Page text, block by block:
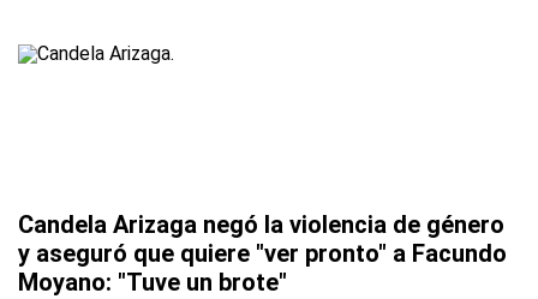
Candela Arizaga negó la violencia de género
y aseguró que quiere "ver pronto" a Facundo
Moyano: "Tuve un brote"